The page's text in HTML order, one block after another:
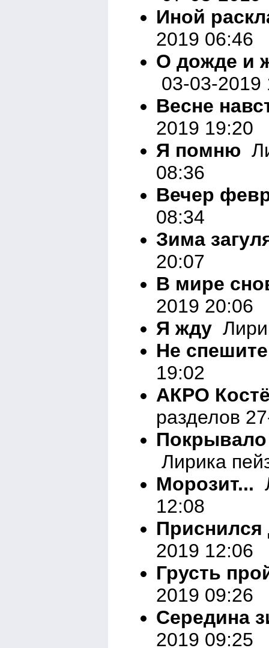
Иной
2019 06:46
О дожде и
03-03-2019
Весне
2019 19:20
Я помню
08:36
Вечер
08:34
Зима
20:07
В мире
2019 20:06
Я жду
Не
19:02
АКРО
разделов
Лирика
Морозит...
12:08
2019 12:06
Грусть
2019 09:26
Середина
2019 09:25